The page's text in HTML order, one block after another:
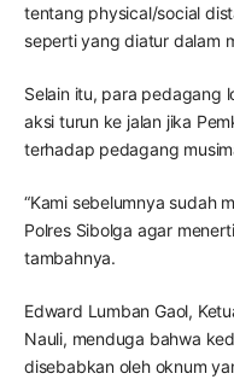
tentang physical/social
seperti yang diatur dalam
Selain itu, para pedagang
aksi turun ke jalan jika
terhadap pedagang
“Kami sebelumnya sudah
Polres Sibolga agar
tambahnya.
Edward Lumban Gaol,
Nauli, menduga bahwa
disebabkan oleh oknum